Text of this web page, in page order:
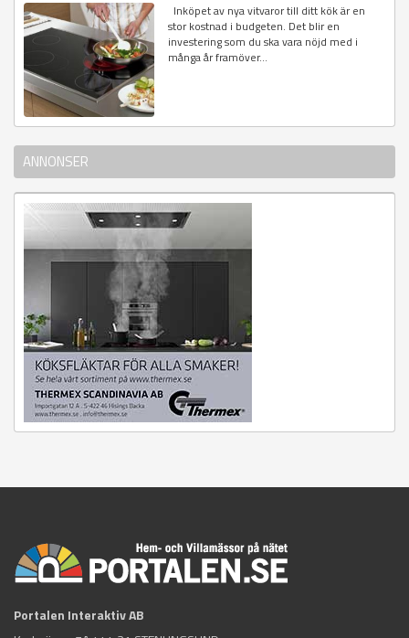
Inköpet av nya vitvaror till ditt kök är en
stor kostnad i budgeten. Det blir en
investering som du ska vara nöjd med i
många år framöver...
ANNONSER
Portalen Interaktiv AB